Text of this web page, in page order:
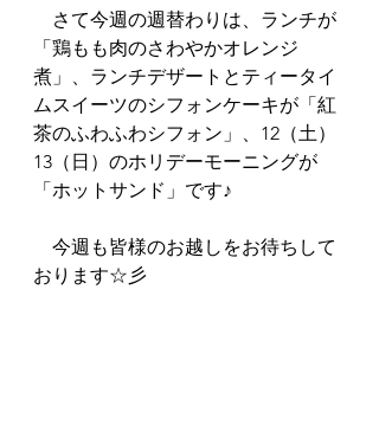
さて今週の週替わりは、ランチが
「鶏もも肉のさわやかオレンジ
煮」、ランチデザートとティータイ
ムスイーツのシフォンケーキが「紅
茶のふわふわシフォン」、12（土）
13（日）のホリデーモーニングが
「ホットサンド」です♪
今週も皆様のお越しをお待ちして
おります☆彡